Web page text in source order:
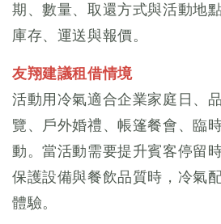
期、數量、取還方式與活動地
庫存、運送與報價。
友翔建議租借情境
活動用冷氣適合企業家庭日、
覽、戶外婚禮、帳篷餐會、臨
動。當活動需要提升賓客停留
保護設備與餐飲品質時，冷氣
體驗。